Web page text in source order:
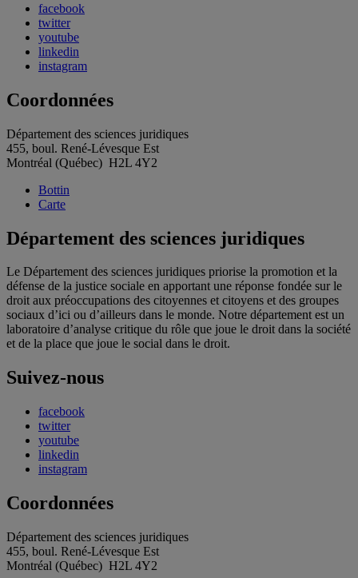
facebook
twitter
youtube
linkedin
instagram
Coordonnées
Département des sciences juridiques
455, boul. René-Lévesque Est
Montréal (Québec) H2L 4Y2
Bottin
Carte
Département des sciences juridiques
Le Département des sciences juridiques priorise la promotion et la
défense de la justice sociale en apportant une réponse fondée sur le
droit aux préoccupations des citoyennes et citoyens et des groupes
sociaux d’ici ou d’ailleurs dans le monde. Notre département est un
laboratoire d’analyse critique du rôle que joue le droit dans la société
et de la place que joue le social dans le droit.
Suivez-nous
facebook
twitter
youtube
linkedin
instagram
Coordonnées
Département des sciences juridiques
455, boul. René-Lévesque Est
Montréal (Québec) H2L 4Y2